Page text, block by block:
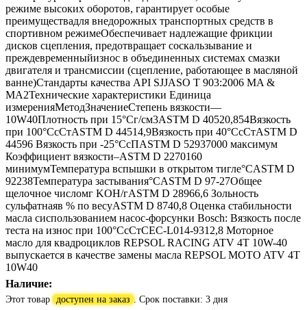
режиме высоких оборотов, гарантирует особые
преимуществадля внедорожных транспортных средств в
спортивном режимеОбеспечивает надлежащие фрикции
дисков сцепления, предотвращает соскальзывание и
преждевременныйизнос в объединенных системах смазки
двигателя и трансмиссии (сцепление, работающее в масляной
ванне)Стандарты качества API SJJASO T 903:2006 MA &
MA2Технические характеристики Единица
измеренияМетодЗначениеСтепень вязкости––
10W40Плотность при 15°Cг/см3ASTM D 40520,854Вязкость
при 100°CсСтASTM D 44514,9Вязкость при 40°CсСтASTM D
44596 Вязкость при -25°CсПASTM D 52937000 максимум
Коэффициент вязкости–ASTM D 2270160
минимумТемпература вспышки в открытом тигле°CASTM D
92238Температура застывания°CASTM D 97-27Общее
щелочное числомг KOH/гASTM D 28966,6 Зольность
сульфатнаяв % по весуASTM D 8740,8 Оценка стабильности
масла сиспользованием насос-форсунки Bosch: Вязкость после
теста на износ при 100°CсСтCEC-L014-9312,8 Моторное
масло для квадроциклов REPSOL RACING ATV 4T 10W-40
выпускается в качестве замены масла REPSOL MOTO ATV 4T
10W40
Наличие:
Этот товар доступен на заказ . Срок поставки: 3 дня